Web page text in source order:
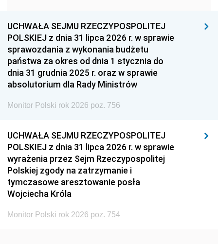
1939 1938 1937
1936 1930
UCHWAŁA SEJMU RZECZYPOSPOLITEJ
POLSKIEJ z dnia 31 lipca 2026 r. w sprawie
sprawozdania z wykonania budżetu
państwa za okres od dnia 1 stycznia do
dnia 31 grudnia 2025 r. oraz w sprawie
absolutorium dla Rady Ministrów
Monitor Polski rok 2026 poz. 756
UCHWAŁA SEJMU RZECZYPOSPOLITEJ
POLSKIEJ z dnia 31 lipca 2026 r. w sprawie
wyrażenia przez Sejm Rzeczypospolitej
Polskiej zgody na zatrzymanie i
tymczasowe aresztowanie posła
Wojciecha Króla
Monitor Polski rok 2026 poz. 754